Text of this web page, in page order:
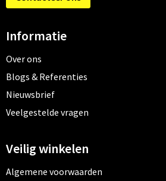
Informatie
Over ons
Blogs & Referenties
Nieuwsbrief
Veelgestelde vragen
Veilig winkelen
Algemene voorwaarden